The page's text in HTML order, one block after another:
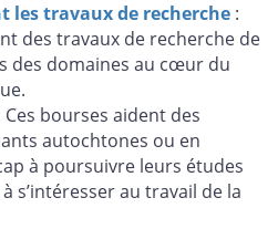
les travaux de recherche :
des travaux de recherche de
des domaines au cœur du
Ces bourses aident des
autochtones ou en
à poursuivre leurs études
s’intéresser au travail de la